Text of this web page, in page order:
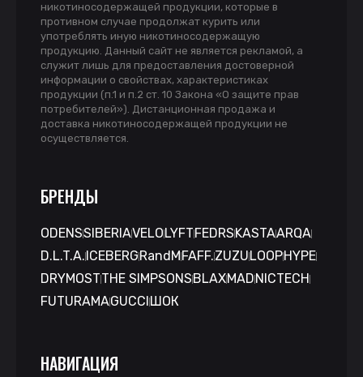
никотиносодержащей продукции, которые в
противном случае продолжат курить или
употреблять иную никотиносодержащую
продукцию. Данный сайт не является рекламой, а
служит лишь для предоставления достоверной
информации о свойствах, характеристиках
продукции (п.1 и п.2 ст. 10 Закона «О защите прав
потребителей»). Дистанционная продажа и
доставка никотиносодержащей продукции не
осуществляется.
БРЕНДЫ
ODENSSIBERIAVELO LYFT FEDRS KASTAARQA
D.L.T.A. ICEBERG RandM FAFF.ZUZU LOOPHYPE
DRYMOSTTHE SIMPSONS BLAXMAD NICTECH
FUTURAMAGUCCI ШОК
НАВИГАЦИЯ